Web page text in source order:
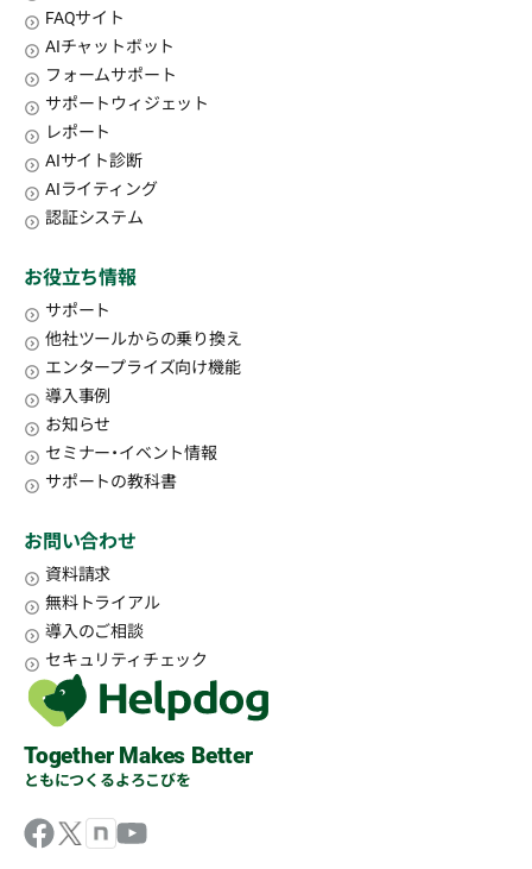
Together Makes Better
ともにつくるよろこびを
FAQサイト
AIチャットボット
フォームサポート
サポートウィジェット
レポート
AIサイト診断
AIライティング
認証システム
お役立ち情報
サポート
他社ツールからの乗り換え
エンタープライズ向け機能
導入事例
お知らせ
セミナー・イベント情報
サポートの教科書
お問い合わせ
資料請求
無料トライアル
導入のご相談
セキュリティチェック